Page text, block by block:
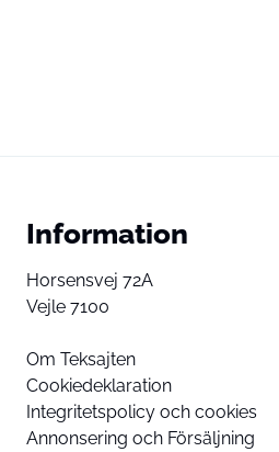
Information
Horsensvej 72A
Vejle 7100
Om Teksajten
Cookiedeklaration
Integritetspolicy och cookies
Annonsering och Försäljning